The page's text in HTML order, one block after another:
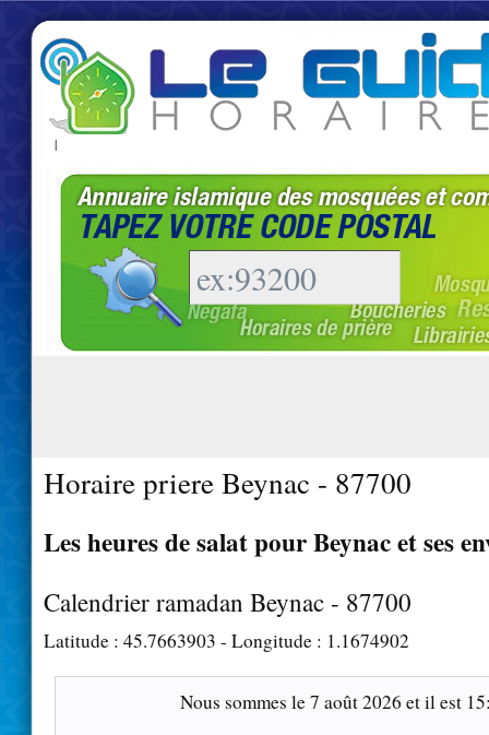
|
Horaire priere Beynac - 87700
Les heures de salat pour Beynac et ses
Calendrier ramadan Beynac - 87700
Latitude : 45.7663903 - Longitude : 1.1674902
Nous sommes le7 août 2026 et il est